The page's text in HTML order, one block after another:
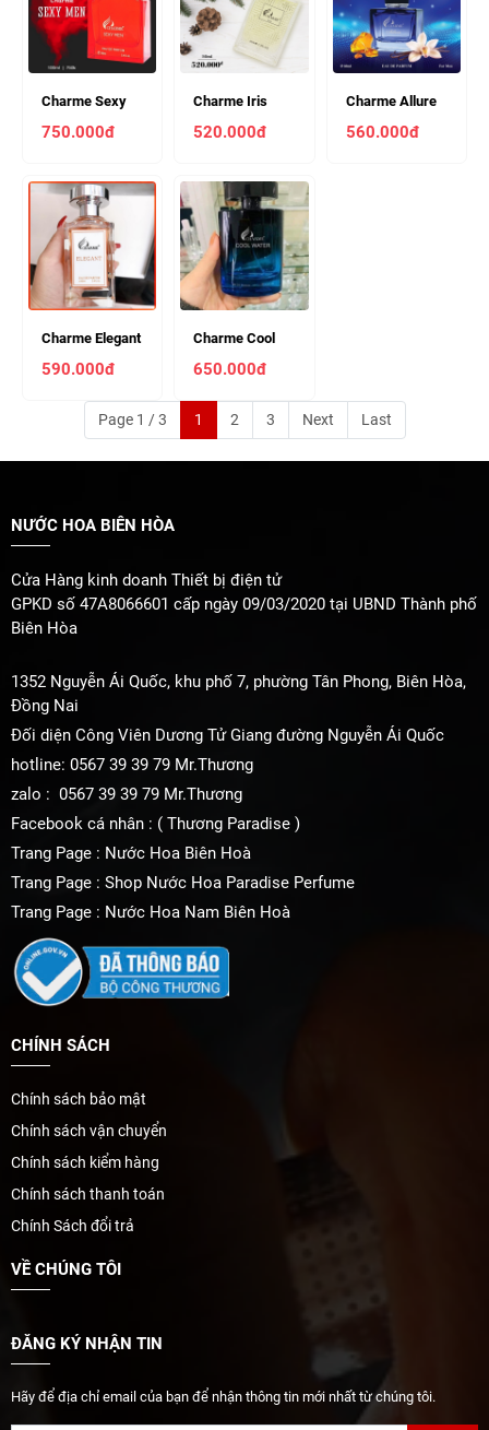
Charme Sexy
Men 100ml Nam
750.000đ
Charme Iris
50ml Nam
520.000đ
Charme Allure
60ml Nam
560.000đ
Charme Elegant
100ml Nam
590.000đ
Charme Cool
Water 100ml
650.000đ
Page 1 / 3 1 2 3 Next Last
NƯỚC HOA BIÊN HÒA
Cửa Hàng kinh doanh Thiết bị điện tử
GPKD số 47A8066601 cấp ngày 09/03/2020 tại UBND Thành phố
Biên Hòa
1352 Nguyễn Ái Quốc, khu phố 7, phường Tân Phong, Biên Hòa,
Đồng Nai
Đối diện Công Viên Dương Tử Giang đường Nguyễn Ái Quốc
hotline: 0567 39 39 79 Mr.Thương
zalo : 0567 39 39 79 Mr.Thương
Facebook cá nhân : ( Thương Paradise )
Trang Page : Nước Hoa Biên Hoà
Trang Page : Shop Nước Hoa Paradise Perfume
Trang Page : Nước Hoa Nam Biên Hoà
CHÍNH SÁCH
Chính sách bảo mật
Chính sách vận chuyển
Chính sách kiểm hàng
Chính sách thanh toán
Chính Sách đổi trả
VỀ CHÚNG TÔI
ĐĂNG KÝ NHẬN TIN
Hãy để địa chỉ email của bạn để nhận thông tin mới nhất từ chúng tôi.